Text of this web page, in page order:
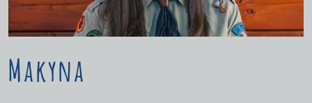
Makyna